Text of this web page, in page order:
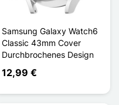
Samsung Galaxy Watch6
Classic 43mm Cover
Durchbrochenes Design
12,99 €